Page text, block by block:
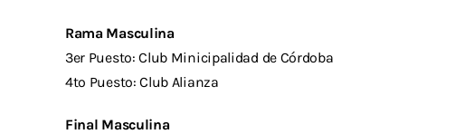
Rama Masculina
3er Puesto: Club Minicipalidad de Córdoba
4to Puesto: Club Alianza
Final Masculina